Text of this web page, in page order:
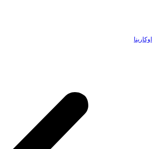
اوکارینا